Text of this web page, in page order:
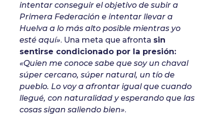
intentar conseguir el objetivo de subir a
Primera Federación e intentar llevar a
Huelva a lo más alto posible mientras yo
esté aquí». Una meta que afronta sin
sentirse condicionado por la presión:
«Quien me conoce sabe que soy un chaval
súper cercano, súper natural, un tío de
pueblo. Lo voy a afrontar igual que cuando
llegué, con naturalidad y esperando que las
cosas sigan saliendo bien».